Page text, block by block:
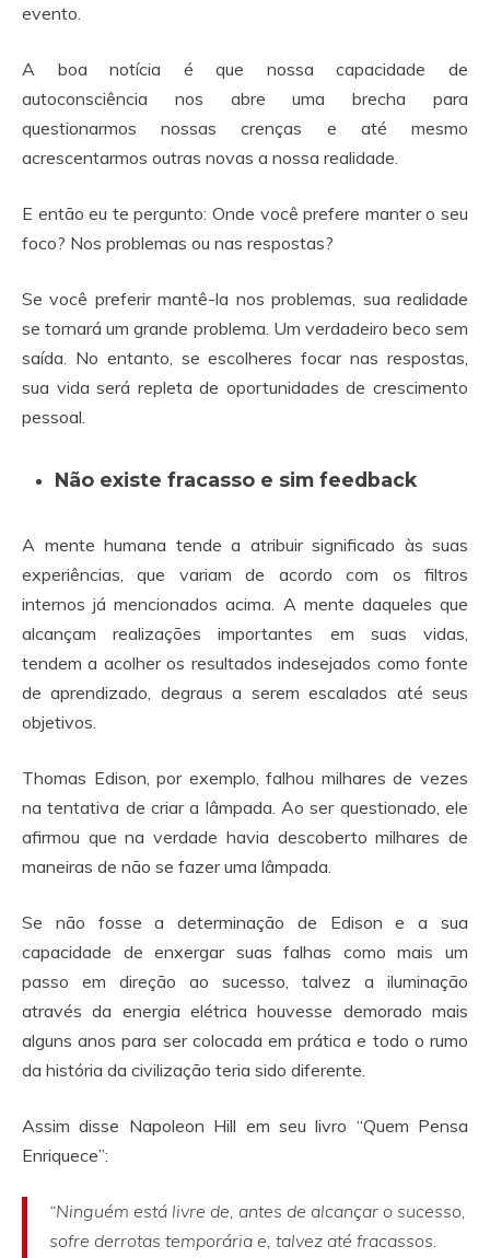
evento.
A boa notícia é que nossa capacidade de
autoconsciência nos abre uma brecha para
questionarmos nossas crenças e até mesmo
acrescentarmos outras novas a nossa realidade.
E então eu te pergunto: Onde você prefere manter o seu
foco? Nos problemas ou nas respostas?
Se você preferir mantê-la nos problemas, sua realidade
se tornará um grande problema. Um verdadeiro beco sem
saída. No entanto, se escolheres focar nas respostas,
sua vida será repleta de oportunidades de crescimento
pessoal.
Não existe fracasso e sim feedback
A mente humana tende a atribuir significado às suas
experiências, que variam de acordo com os filtros
internos já mencionados acima. A mente daqueles que
alcançam realizações importantes em suas vidas,
tendem a acolher os resultados indesejados como fonte
de aprendizado, degraus a serem escalados até seus
objetivos.
Thomas Edison, por exemplo, falhou milhares de vezes
na tentativa de criar a lâmpada. Ao ser questionado, ele
afirmou que na verdade havia descoberto milhares de
maneiras de não se fazer uma lâmpada.
Se não fosse a determinação de Edison e a sua
capacidade de enxergar suas falhas como mais um
passo em direção ao sucesso, talvez a iluminação
através da energia elétrica houvesse demorado mais
alguns anos para ser colocada em prática e todo o rumo
da história da civilização teria sido diferente.
Assim disse Napoleon Hill em seu livro “Quem Pensa
Enriquece”:
“Ninguém está livre de, antes de alcançar o sucesso,
sofre derrotas temporária e, talvez até fracassos.